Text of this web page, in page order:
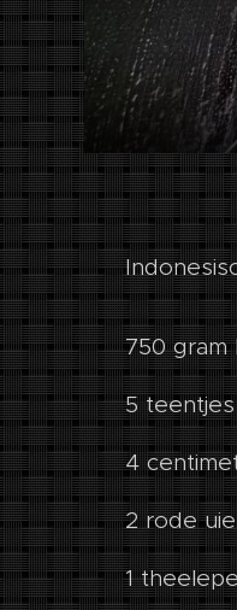
750 gram
5
4
2 rode
1